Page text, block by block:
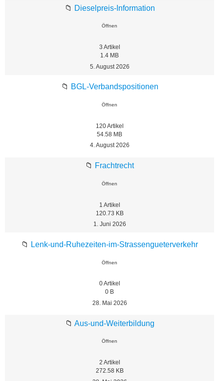
📁 Dieselpreis-Information
Öffnen
3 Artikel
1.4 MB
5. August 2026
📁 BGL-Verbandspositionen
Öffnen
120Artikel
54.58 MB
4. August 2026
📁 Frachtrecht
Öffnen
1 Artikel
120.73 KB
1. Juni 2026
📁 Lenk-und-Ruhezeiten-im-Strassengueterverkehr
Öffnen
0Artikel
0 B
28. Mai 2026
📁 Aus-und-Weiterbildung
Öffnen
2 Artikel
272.58 KB